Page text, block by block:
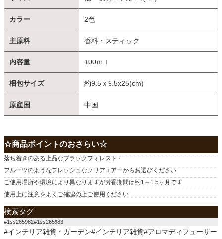
カラー 2色
主原料 香料・スティック
内容量 100ｍｌ
梱包サイズ 約9.5ｘ9.5x25(cm)
原産国 中国
☆商品ポイントのおさらい☆
落ち着きのある上品なブラックフォレスト・
フルーツのようなフレッシュなクリアエアーからお選びください
ご使用場所や環境により異なりますが芳香期間は約1～1.5ヶ月です
使用上に注意をよくご確認の上ご使用ください
検索タグ
#1ss265982#1ss265983
#インテリア雑貨・ガーデン#インテリア雑貨#アロマディフューザー